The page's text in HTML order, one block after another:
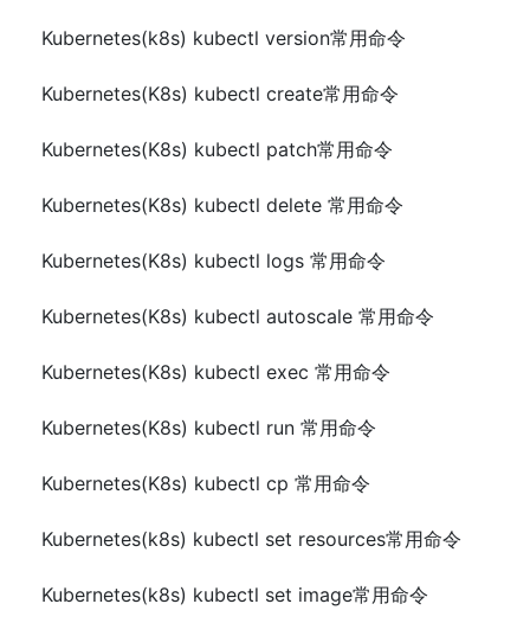
Kubernetes(k8s) kubectl version常用命令
Kubernetes(K8s) kubectl create常用命令
Kubernetes(K8s) kubectl patch常用命令
Kubernetes(K8s) kubectl delete 常用命令
Kubernetes(K8s) kubectl logs 常用命令
Kubernetes(K8s) kubectl autoscale 常用命令
Kubernetes(K8s) kubectl exec 常用命令
Kubernetes(K8s) kubectl run 常用命令
Kubernetes(K8s) kubectl cp 常用命令
Kubernetes(k8s) kubectl set resources常用命令
Kubernetes(k8s) kubectl set image常用命令